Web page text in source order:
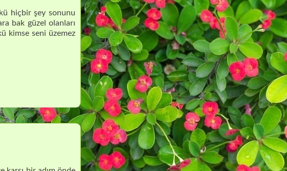
hiçbir şey sonunu
bak güzel olanları
kimse seni üzemez